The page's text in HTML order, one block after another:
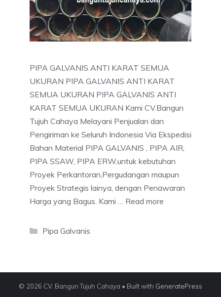
PIPA GALVANIS ANTI KARAT SEMUA
UKURAN PIPA GALVANIS ANTI KARAT
SEMUA UKURAN PIPA GALVANIS ANTI
KARAT SEMUA UKURAN Kami CV.Bangun
Tujuh Cahaya Melayani Penjualan dan
Pengiriman ke Seluruh Indonesia Via Ekspedisi
Bahan Material PIPA GALVANIS , PIPA AIR,
PIPA SSAW, PIPA ERW,untuk kebutuhan
Proyek Perkantoran,Pergudangan maupun
Proyek Strategis lainya, dengan Penawaran
Harga yang Bagus. Kami … Read more
Categories
Pipa Galvanis
© 2026 CV. Bangun Tujuh Cahaya • Built with GeneratePress